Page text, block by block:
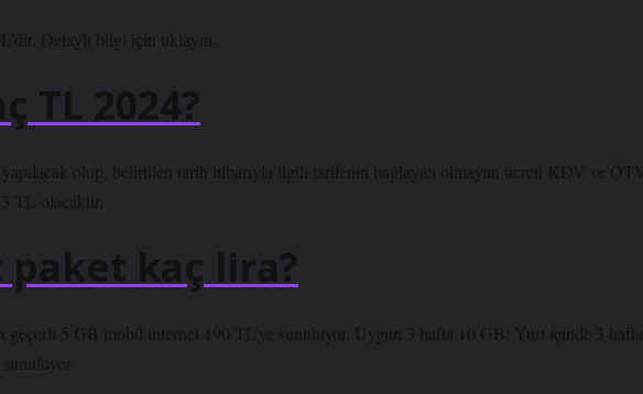
Detaylı bilgi için tıklayın.
TL 2024?
olup, belirtilen tarih itibarıyla ilgili tarifenin bağlayıcı olmayan ücreti KDV ve
TL olacaktır.
kaç lira?
5 GB mobil internet 190 TL’ye sunuluyor. Uygun 3 hafta 10 GB: Yurt içinde 3 hafta